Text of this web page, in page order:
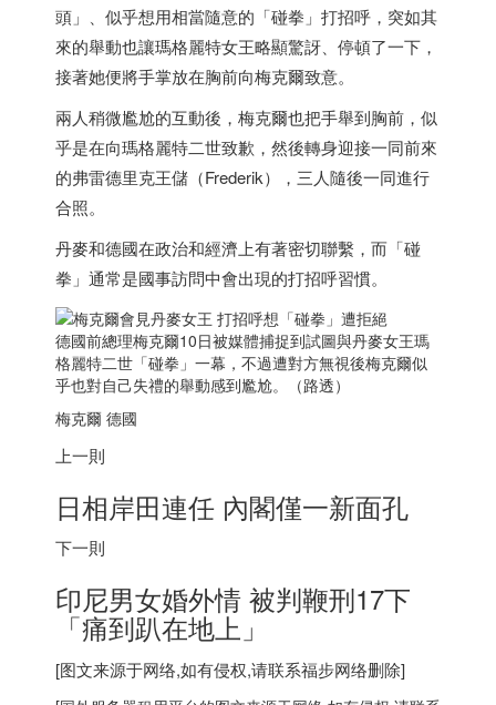
頭」、似乎想用相當隨意的「碰拳」打招呼，突如其
來的舉動也讓瑪格麗特女王略顯驚訝、停頓了一下，
接著她便將手掌放在胸前向梅克爾致意。
兩人稍微尷尬的互動後，梅克爾也把手舉到胸前，似
乎是在向瑪格麗特二世致歉，然後轉身迎接一同前來
的弗雷德里克王儲（Frederik），三人隨後一同進行
合照。
丹麥和德國在政治和經濟上有著密切聯繫，而「碰
拳」通常是國事訪問中會出現的打招呼習慣。
德國前總理梅克爾10日被媒體捕捉到試圖與丹麥女王瑪
格麗特二世「碰拳」一幕，不過遭對方無視後梅克爾似
乎也對自己失禮的舉動感到尷尬。（路透）
梅克爾 德國
上一則
日相岸田連任 內閣僅一新面孔
下一則
印尼男女婚外情 被判鞭刑17下
「痛到趴在地上」
[图文来源于网络,如有侵权,请联系福步网络删除]